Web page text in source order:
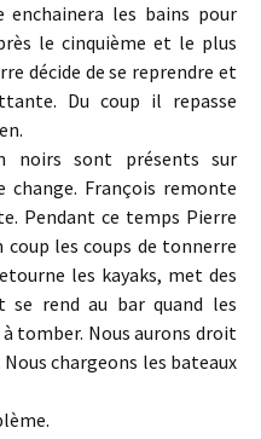
enchainera les bains pour
le cinquième et le plus
décide de se reprendre et
Du coup il repasse
noirs sont présents sur
change. François remonte
Pendant ce temps Pierre
coup les coups de tonnerre
les kayaks, met des
se rend au bar quand les
tomber. Nous aurons droit
chargeons les bateaux